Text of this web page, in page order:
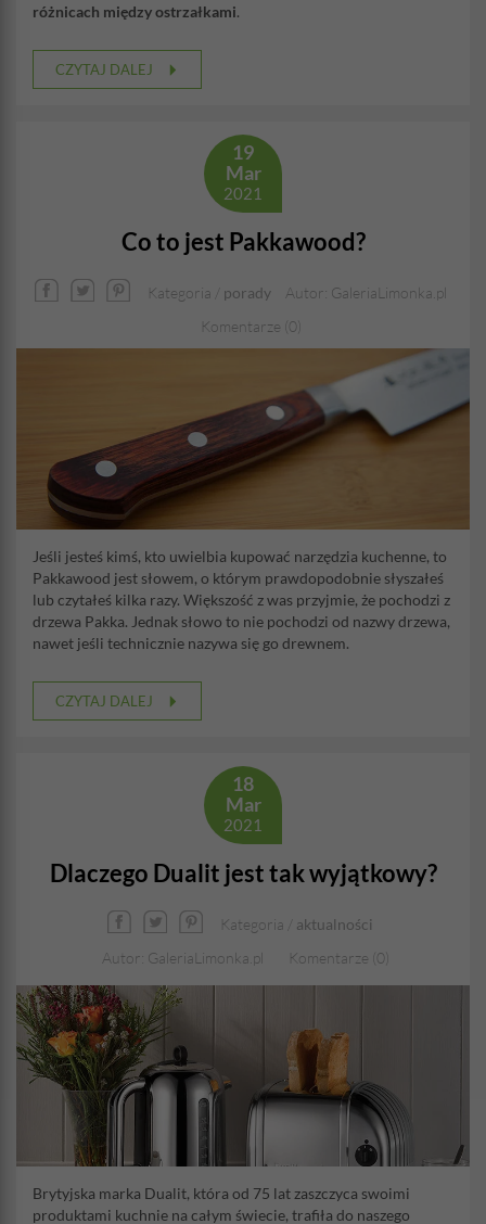
różnicach między ostrzałkami.
CZYTAJ DALEJ
19
Mar
2021
Co to jest Pakkawood?
Kategoria / porady
Autor: GaleriaLimonka.pl
Komentarze (0)
Jeśli jesteś kimś, kto uwielbia kupować narzędzia kuchenne, to
Pakkawood jest słowem, o którym prawdopodobnie słyszałeś
lub czytałeś kilka razy. Większość z was przyjmie, że pochodzi z
drzewa Pakka. Jednak słowo to nie pochodzi od nazwy drzewa,
nawet jeśli technicznie nazywa się go drewnem.
CZYTAJ DALEJ
18
Mar
2021
Dlaczego Dualit jest tak wyjątkowy?
Kategoria / aktualności
Autor: GaleriaLimonka.pl
Komentarze (0)
Brytyjska marka Dualit, która od 75 lat zaszczyca swoimi
produktami kuchnie na całym świecie, trafiła do naszego